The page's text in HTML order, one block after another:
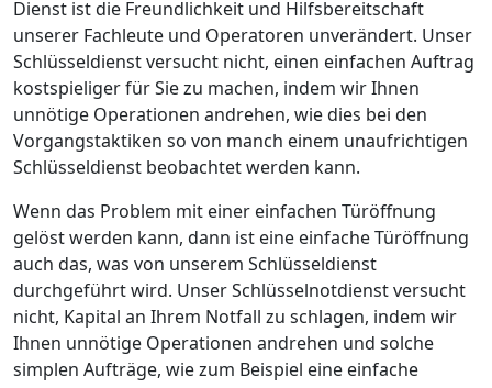
Dienst ist die Freundlichkeit und Hilfsbereitschaft
unserer Fachleute und Operatoren unverändert. Unser
Schlüsseldienst versucht nicht, einen einfachen Auftrag
kostspieliger für Sie zu machen, indem wir Ihnen
unnötige Operationen andrehen, wie dies bei den
Vorgangstaktiken so von manch einem unaufrichtigen
Schlüsseldienst beobachtet werden kann.
Wenn das Problem mit einer einfachen Türöffnung
gelöst werden kann, dann ist eine einfache Türöffnung
auch das, was von unserem Schlüsseldienst
durchgeführt wird. Unser Schlüsselnotdienst versucht
nicht, Kapital an Ihrem Notfall zu schlagen, indem wir
Ihnen unnötige Operationen andrehen und solche
simplen Aufträge, wie zum Beispiel eine einfache